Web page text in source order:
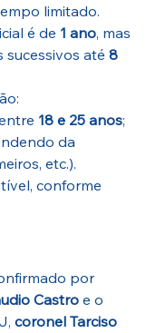
limitado.
é de 1 ano, mas
até 8
18 e 25 anos;
da
etc.).
conforme
por
Castro e o
coronel Tarciso